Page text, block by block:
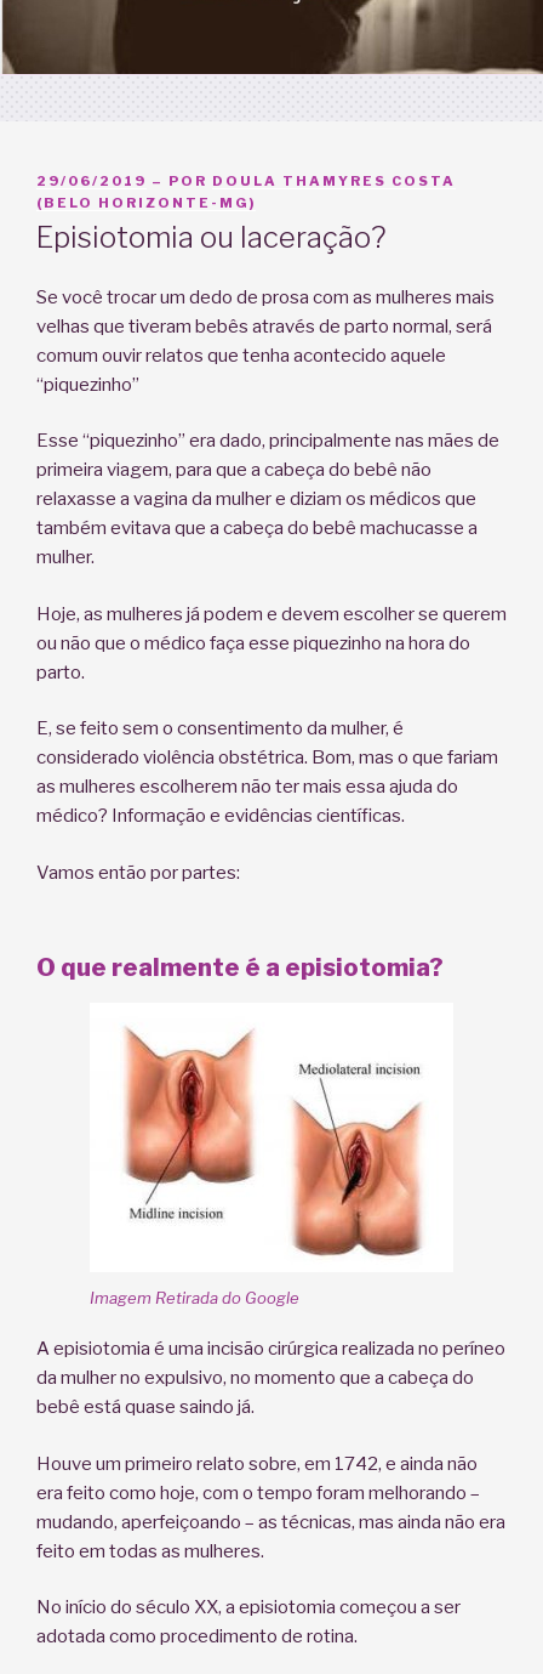
PUBLICADO
EM
29/06/2019 – POR DOULA THAMYRES COSTA
(BELO HORIZONTE-MG)
Episiotomia ou laceração?
Se você trocar um dedo de prosa com as mulheres mais
velhas que tiveram bebês através de parto normal, será
comum ouvir relatos que tenha acontecido aquele
“piquezinho”
Esse “piquezinho” era dado, principalmente nas mães de
primeira viagem, para que a cabeça do bebê não
relaxasse a vagina da mulher e diziam os médicos que
também evitava que a cabeça do bebê machucasse a
mulher.
Hoje, as mulheres já podem e devem escolher se querem
ou não que o médico faça esse piquezinho na hora do
parto.
E, se feito sem o consentimento da mulher, é
considerado violência obstétrica. Bom, mas o que fariam
as mulheres escolherem não ter mais essa ajuda do
médico? Informação e evidências científicas.
Vamos então por partes:
O que realmente é a episiotomia?
Imagem Retirada do Google
A episiotomia é uma incisão cirúrgica realizada no períneo
da mulher no expulsivo, no momento que a cabeça do
bebê está quase saindo já.
Houve um primeiro relato sobre, em 1742, e ainda não
era feito como hoje, com o tempo foram melhorando –
mudando, aperfeiçoando – as técnicas, mas ainda não era
feito em todas as mulheres.
No início do século XX, a episiotomia começou a ser
adotada como procedimento de rotina.